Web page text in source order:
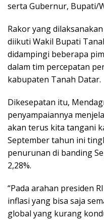
serta Gubernur, Bupati/
Rakor yang
diikuti Wakil Bupati
didampingi beberapa
dalam tim percepatan
kabupaten Tanah Datar.
Dikesepatan itu,
penyampaiannya
akan terus kita tangani
September tahun ini
penurunan di banding
2,28%.
“Pada arahan presiden
inflasi yang bisa saja
global yang kurang